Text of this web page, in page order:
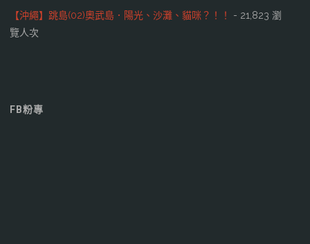
【沖繩】跳島(02)奧武島．陽光、沙灘、貓咪？！！
- 21,823 瀏
覽人次
FB粉專